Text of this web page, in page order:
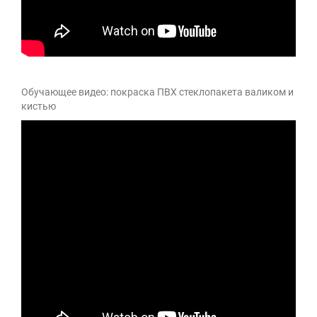
Обучающее видео: покраска ПВХ стеклопакета валиком и
кистью